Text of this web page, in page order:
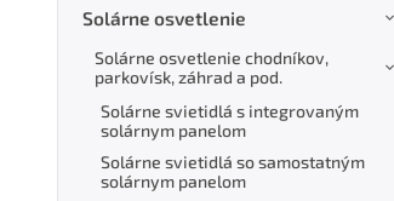
Solárne osvetlenie
Solárne osvetlenie chodníkov,
parkovísk, záhrad a pod.
Solárne svietidlá s integrovaným
solárnym panelom
Solárne svietidlá so samostatným
solárnym panelom